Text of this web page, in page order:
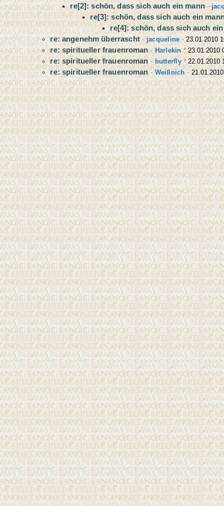
re[2]: schön, dass sich auch ein mann-
re[3]: schön, dass sich auch ein
re[4]: schön, dass sich auch
re: angenehm überrascht-jacqueline-23.01.2010
re: spiritueller frauenroman-Harlekin*23.01.2010
re: spiritueller frauenroman- butterfly* 22.01.2010
re: spiritueller frauenroman-Weißnich-